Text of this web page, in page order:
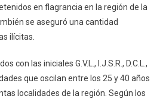
Aseguran
Sustancias
Operativos
En
La
en flagrancia en la región de la
se aseguró una cantidad
ilícitas.
con las iniciales G.V.L., I.J.S.R., D.C.L.,
que oscilan entre los 25 y 40 años
localidades de la región. Según los